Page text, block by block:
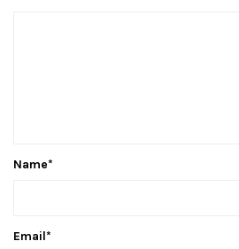
Name*
Email*